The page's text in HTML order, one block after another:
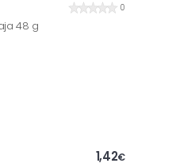
0
48 g
1,42€